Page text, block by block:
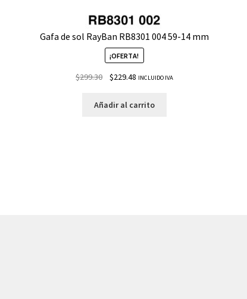
Gafa de sol RayBan RB8301 004 59-14 mm
¡OFERTA!
$299.30 $229.48 INCLUIDO IVA
Añadir al carrito